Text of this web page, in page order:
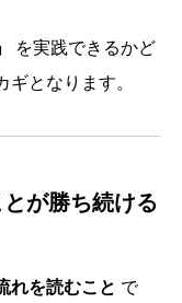
を実践できるかど
となります。
が勝ち続ける
れを読むこと で